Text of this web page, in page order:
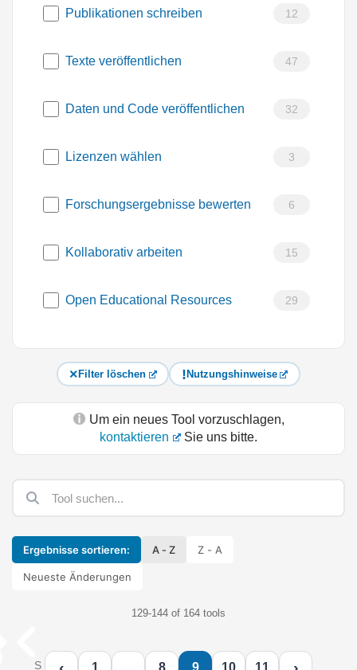
Publikationen schreiben 12
Texte veröffentlichen 47
Daten und Code veröffentlichen 32
Lizenzen wählen 3
Forschungsergebnisse bewerten 6
Kollaborativ arbeiten 15
Open Educational Resources 29
Filter löschen Nutzungshinweise
Um ein neues Tool vorzuschlagen,
kontaktieren
Sie uns bitte.
Ergebnisse sortieren: A - Z Z - A
Neueste Änderungen
129-144 of 164 tools
S
1 … 8 9 10 11